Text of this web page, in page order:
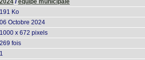
2024 /equipe municipale
191 Ko
06 Octobre 2024
1000 x 672 pixels
269 fois
1